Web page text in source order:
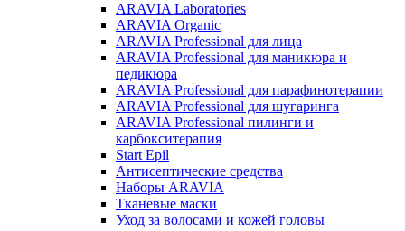
ARAVIA Laboratories
ARAVIA Organic
ARAVIA Professional для лица
ARAVIA Professional для маникюра и
педикюра
ARAVIA Professional для парафинотерапии
ARAVIA Professional для шугаринга
ARAVIA Professional пилинги и
карбокситерапия
Start Epil
Антисептические средства
Наборы ARAVIA
Тканевые маски
Уход за волосами и кожей головы